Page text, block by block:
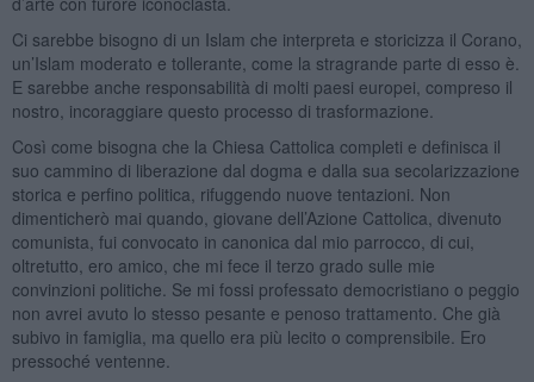
Ci sarebbe bisogno di un Islam che interpreta e storicizza il Corano,
un’Islam moderato e tollerante, come la stragrande parte di esso è.
E sarebbe anche responsabilità di molti paesi europei, compreso il
nostro, incoraggiare questo processo di trasformazione.
Così come bisogna che la Chiesa Cattolica completi e definisca il
suo cammino di liberazione dal dogma e dalla sua secolarizzazione
storica e perfino politica, rifuggendo nuove tentazioni. Non
dimenticherò mai quando, giovane dell’Azione Cattolica, divenuto
comunista, fui convocato in canonica dal mio parrocco, di cui,
oltretutto, ero amico, che mi fece il terzo grado sulle mie
convinzioni politiche. Se mi fossi professato democristiano o peggio
non avrei avuto lo stesso pesante e penoso trattamento. Che già
subivo in famiglia, ma quello era più lecito o comprensibile. Ero
pressoché ventenne.